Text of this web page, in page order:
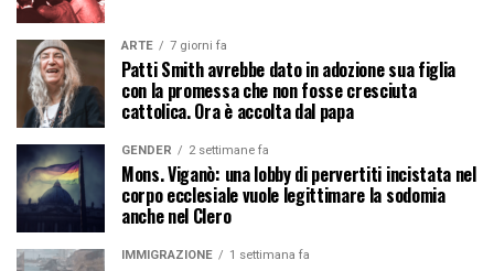
ARTE 7 giorni fa
Patti Smith avrebbe dato in adozione sua figlia
con la promessa che non fosse cresciuta
cattolica. Ora è accolta dal papa
GENDER 2 settimane fa
Mons. Viganò: una lobby di pervertiti incistata nel
corpo ecclesiale vuole legittimare la sodomia
anche nel Clero
IMMIGRAZIONE 1 settimana fa